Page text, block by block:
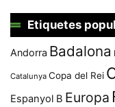
Etiquetes
Andorra Badalona
Catalunya Copa del Rei
Espanyol B Europa